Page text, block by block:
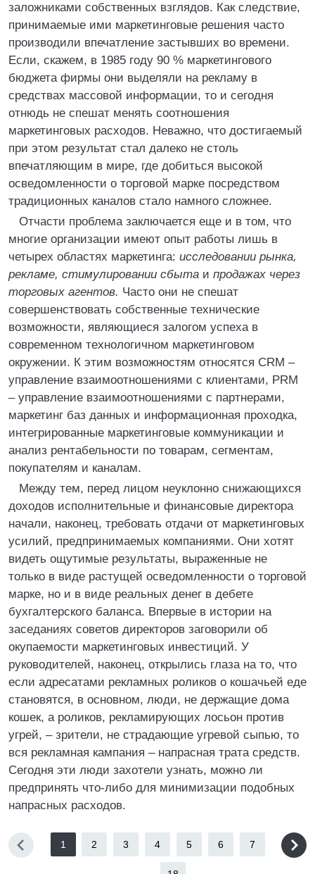
заложниками собственных взглядов. Как следствие,
принимаемые ими маркетинговые решения часто
производили впечатление застывших во времени.
Если, скажем, в 1985 году 90 % маркетингового
бюджета фирмы они выделяли на рекламу в
средствах массовой информации, то и сегодня
отнюдь не спешат менять соотношения
маркетинговых расходов. Неважно, что достигаемый
при этом результат стал далеко не столь
впечатляющим в мире, где добиться высокой
осведомленности о торговой марке посредством
традиционных каналов стало намного сложнее.
Отчасти проблема заключается еще и в том, что
многие организации имеют опыт работы лишь в
четырех областях маркетинга: исследовании рынка,
рекламе, стимулировании сбыта и продажах через
торговых агентов. Часто они не спешат
совершенствовать собственные технические
возможности, являющиеся залогом успеха в
современном технологичном маркетинговом
окружении. К этим возможностям относятся CRM –
управление взаимоотношениями с клиентами, PRM
– управление взаимоотношениями с партнерами,
маркетинг баз данных и информационная проходка,
интегрированные маркетинговые коммуникации и
анализ рентабельности по товарам, сегментам,
покупателям и каналам.
Между тем, перед лицом неуклонно снижающихся
доходов исполнительные и финансовые директора
начали, наконец, требовать отдачи от маркетинговых
усилий, предпринимаемых компаниями. Они хотят
видеть ощутимые результаты, выраженные не
только в виде растущей осведомленности о торговой
марке, но и в виде реальных денег в дебете
бухгалтерского баланса. Впервые в истории на
заседаниях советов директоров заговорили об
окупаемости маркетинговых инвестиций. У
руководителей, наконец, открылись глаза на то, что
если адресатами рекламных роликов о кошачьей еде
становятся, в основном, люди, не держащие дома
кошек, а роликов, рекламирующих лосьон против
угрей, – зрители, не страдающие угревой сыпью, то
вся рекламная кампания – напрасная трата средств.
Сегодня эти люди захотели узнать, можно ли
предпринять что-либо для минимизации подобных
напрасных расходов.
1 2 3 4 5 6 7